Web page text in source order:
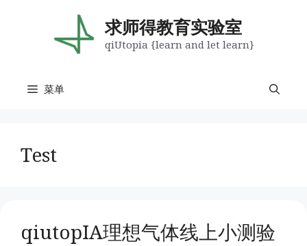
求师得教育实验室
qiUtopia {learn and let learn}
菜单
Test
qiutopIA理想气体线上小测验